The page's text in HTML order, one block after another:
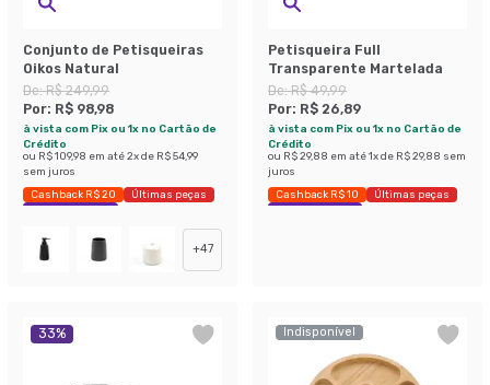
Conjunto de Petisqueiras
Oikos Natural
De:R$ 249,99
Por: R$ 98,98
à vista com Pix ou 1x no Cartão de
Crédito
ou R$ 109,98 em até2x de R$ 54,99
sem juros
Cashback R$ 20
Últimas peças
Economize 60%
+47
Petisqueira Full
Transparente Martelada
De:R$ 49,99
Por: R$ 26,89
à vista com Pix ou 1x no Cartão de
Crédito
ou R$ 29,88 em até1x de R$ 29,88 sem
juros
Cashback R$ 10
Últimas peças
Economize 46%
33% Indisponível